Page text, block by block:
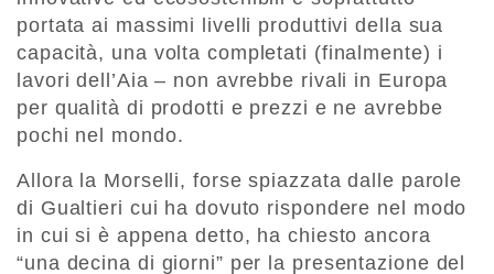
portata ai massimi livelli produttivi della sua
capacità, una volta completati (finalmente) i
lavori dell’Aia – non avrebbe rivali in Europa
per qualità di prodotti e prezzi e ne avrebbe
pochi nel mondo.
Allora la Morselli, forse spiazzata dalle parole
di Gualtieri cui ha dovuto rispondere nel modo
in cui si è appena detto, ha chiesto ancora
“una decina di giorni” per la presentazione del